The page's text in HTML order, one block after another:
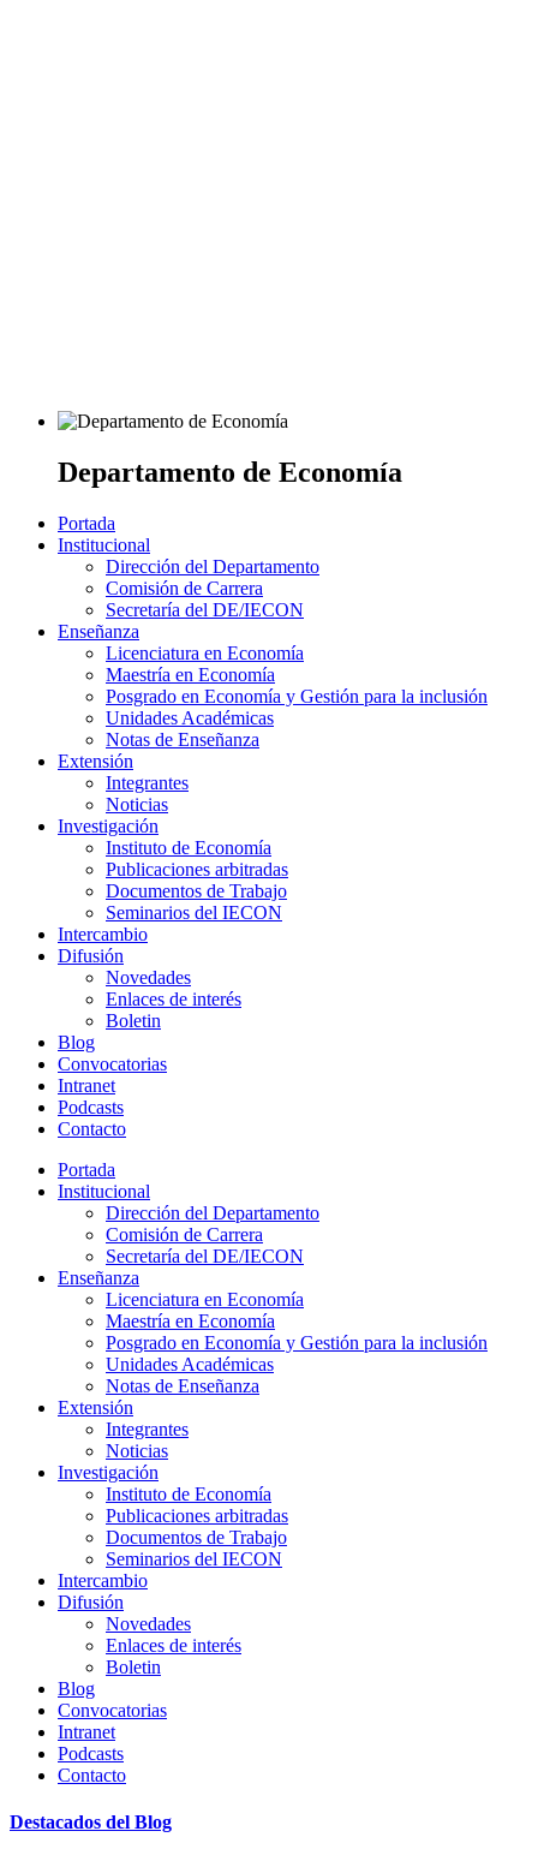
Departamento de Economía
Portada
Institucional
Dirección del Departamento
Comisión de Carrera
Secretaría del DE/IECON
Enseñanza
Licenciatura en Economía
Maestría en Economía
Posgrado en Economía y Gestión para la inclusión
Unidades Académicas
Notas de Enseñanza
Extensión
Integrantes
Noticias
Investigación
Instituto de Economía
Publicaciones arbitradas
Documentos de Trabajo
Seminarios del IECON
Intercambio
Difusión
Novedades
Enlaces de interés
Boletin
Blog
Convocatorias
Intranet
Podcasts
Contacto
Portada
Institucional
Dirección del Departamento
Comisión de Carrera
Secretaría del DE/IECON
Enseñanza
Licenciatura en Economía
Maestría en Economía
Posgrado en Economía y Gestión para la inclusión
Unidades Académicas
Notas de Enseñanza
Extensión
Integrantes
Noticias
Investigación
Instituto de Economía
Publicaciones arbitradas
Documentos de Trabajo
Seminarios del IECON
Intercambio
Difusión
Novedades
Enlaces de interés
Boletin
Blog
Convocatorias
Intranet
Podcasts
Contacto
Destacados del Blog